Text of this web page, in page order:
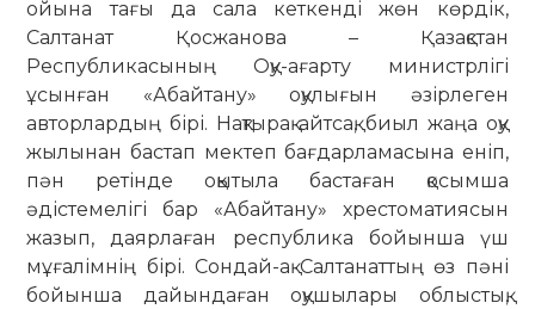
ойына тағы да сала кеткенді жөн көрдік,
Салтанат Қосжанова – Қазақстан
Республикасының Оқу-ағарту министрлігі
ұсынған «Абайтану» оқулығын әзірлеген
авторлардың бірі. Нақтырақ айтсақ, биыл жаңа оқу
жылынан бастап мектеп бағдарламасына еніп,
пән ретінде оқытыла бастаған қосымша
әдістемелігі бар «Абайтану» хрестоматиясын
жазып, даярлаған республика бойынша үш
мұғалімнің бірі. Сондай-ақ Салтанаттың өз пәні
бойынша дайындаған оқушылары облыстық,